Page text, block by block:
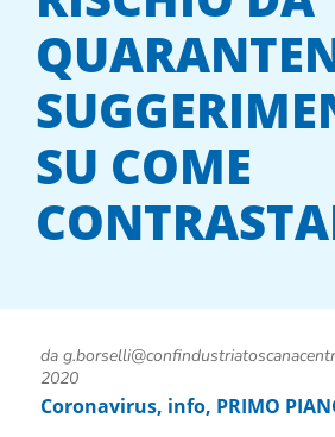
SU COME
da
2020
Coronavirus, info, PRIMO